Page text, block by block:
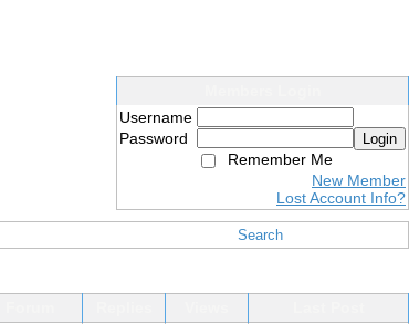
Username
Password
Login
Remember Me
New Member
Lost Account Info?
Search